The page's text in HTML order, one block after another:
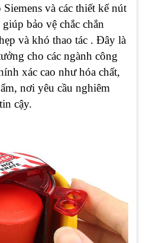
và các thiết kế nút
bảo vệ chắc chắn
và khó thao tác . Đây là
cho các ngành công
xác cao như hóa chất,
nơi yêu cầu nghiêm
cậy.